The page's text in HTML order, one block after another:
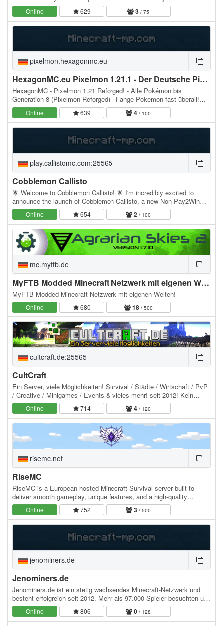
neue Dimension. Mit bahnbrechenden…
Online 629 3 / 75
pixelmon.hexagonmc.eu
HexagonMC.eu Pixelmon 1.21.1 - Der Deutsche Pixelmon-Server
HexagonMC - Pixelmon 1.21 Reforged! - Alle Pokémon bis
Generation 8 (Pixelmon Reforged) - Fange Pokemon fast überall!
Auch Legendäre! - Schaffst du es, alle zu fangen? -…
Online 639 4 / 100
play.callistomc.com:25565
Cobblemon Callisto
🌟 Welcome to Cobblemon Callisto! 🌟 I'm incredibly excited to
announce the launch of Cobblemon Callisto, a new Non-Pay2Win
survival server built from the ground up for a…
Online 654 2 / 100
mc.myftb.de
MyFTB Modded Minecraft Netzwerk mit eigenen Welten
MyFTB Modded Minecraft Netzwerk mit eigenen Welten!
Online 680 18/ 500
cultcraft.de:25565
CultCraft
Ein Server, viele Möglichkeiten! Survival / Städte / Wirtschaft / PvP
/ Creative / Minigames / Events & vieles mehr! seit 2012! Kein
Pay2Win! Keine Freischaltung:…
Online 714 4 / 120
risemc.net
RiseMC
RiseMC is a European-hosted Minecraft Survival server built to
deliver smooth gameplay, unique features, and a high-quality
experience. Join a friendly and active…
Online 752 3 / 500
jenominers.de
Jenominers.de
Jenominers.de ist ein stetig wachsendes Minecraft-Netzwerk und
besteht erfolgreich seit 2012. Mehr als 97.000 Spieler besuchten uns
bereits und haben ihr Vermächtnis in…
Online 806 0 / 128